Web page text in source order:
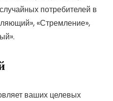
потребителей в
«Стремление»,
ваших целевых